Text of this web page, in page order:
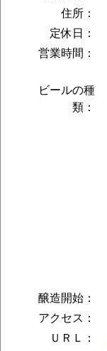
住所：
定休日：
営業時間：
ビールの種
類：
醸造開始：
アクセス：
ＵＲＬ：